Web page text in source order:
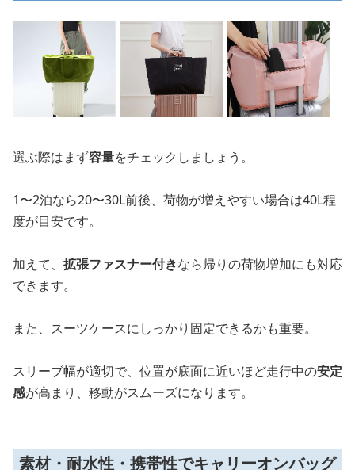
選ぶ際はまず容量をチェックしましょう。
1〜2泊なら20〜30L前後、荷物が増えやすい場合は40L程
度が目安です。
加えて、 拡張ファスナー付きなら帰りの荷物増加にも対応
できます。
また、スーツケースにしっかり固定できるかも重要。
スリーブ幅が適切で、位置が底面に近いほど走行中の安定
感が高まり、移動がスムーズになります。
素材・耐水性・携帯性でキャリーオンバッグ